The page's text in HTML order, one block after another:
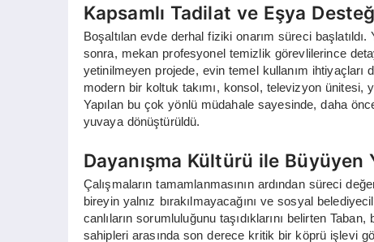
Kapsamlı Tadilat ve Eşya
Boşaltılan evde derhal fiziki onarım süreci
sonra, mekan profesyonel temizlik görevlilerince
yetinilmeyen projede, evin temel kullanım ihtiyaçları
modern bir koltuk takımı, konsol, televizyon
Yapılan bu çok yönlü müdahale sayesinde, daha
yuvaya dönüştürüldü.
Dayanışma Kültürü ile Büyüyen
Çalışmaların tamamlanmasının ardından süreci
bireyin yalnız bırakılmayacağını ve sosyal
canlıların sorumluluğunu taşıdıklarını belirten
sahipleri arasında son derece kritik bir köprü işlevi